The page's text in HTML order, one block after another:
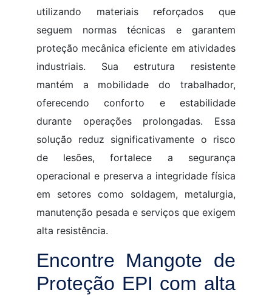
utilizando materiais reforçados que
seguem normas técnicas e garantem
proteção mecânica eficiente em atividades
industriais. Sua estrutura resistente
mantém a mobilidade do trabalhador,
oferecendo conforto e estabilidade
durante operações prolongadas. Essa
solução reduz significativamente o risco
de lesões, fortalece a segurança
operacional e preserva a integridade física
em setores como soldagem, metalurgia,
manutenção pesada e serviços que exigem
alta resistência.
Encontre Mangote de
Proteção EPI com alta